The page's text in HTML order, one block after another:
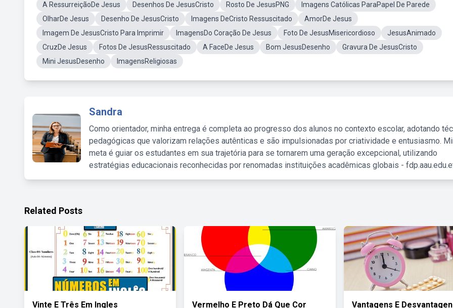
A RessurreiçãoDe Jesus
Desenhos De JesusCristo Rosto De JesusPNG
Imagens Católicas ParaPapel De Parede
OlharDe Jesus
Desenho De JesusCristo Imagens DeCristo Ressuscitado
AmorDe Jesus
Imagem De JesusCristo Para Imprimir
ImagensDo Coração De Jesus Foto De JesusMisericordioso
JesusAnimado
CruzDe Jesus
Fotos De JesusRessuscitado A FaceDe Jesus Bom JesusDesenho
Gravura De JesusCristo
Mini JesusDesenho
ImagensReligiosas
Sandra
Como orientador, minha entrega é completa ao progresso dos alunos no contexto escolar, adotando
pedagógicas que valorizam relações autênticas e são impulsionadas por criatividade e entusiasmo.
meta é guiar os estudantes em sua trajetória para se tornarem uma geração excepcional, utilizando
estratégias educacionais reconhecidas por renomadas instituições acadêmicas globais -
Related Posts
Vinte E Três Em Ingles Vermelho E Preto Dá Que Cor Vantagens E